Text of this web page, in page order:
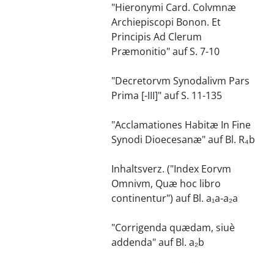
"Hieronymi Card. Colvmnæ
Archiepiscopi Bonon. Et
Principis Ad Clerum
Præmonitio" auf S. 7-10
"Decretorvm Synodalivm Pars
Prima [-III]" auf S. 11-135
"Acclamationes Habitæ In Fine
Synodi Dioecesanæ" auf Bl. R₄b
Inhaltsverz. ("Index Eorvm
Omnivm, Quæ hoc libro
continentur") auf Bl. a₁a-a₂a
"Corrigenda quædam, siuè
addenda" auf Bl. a₂b